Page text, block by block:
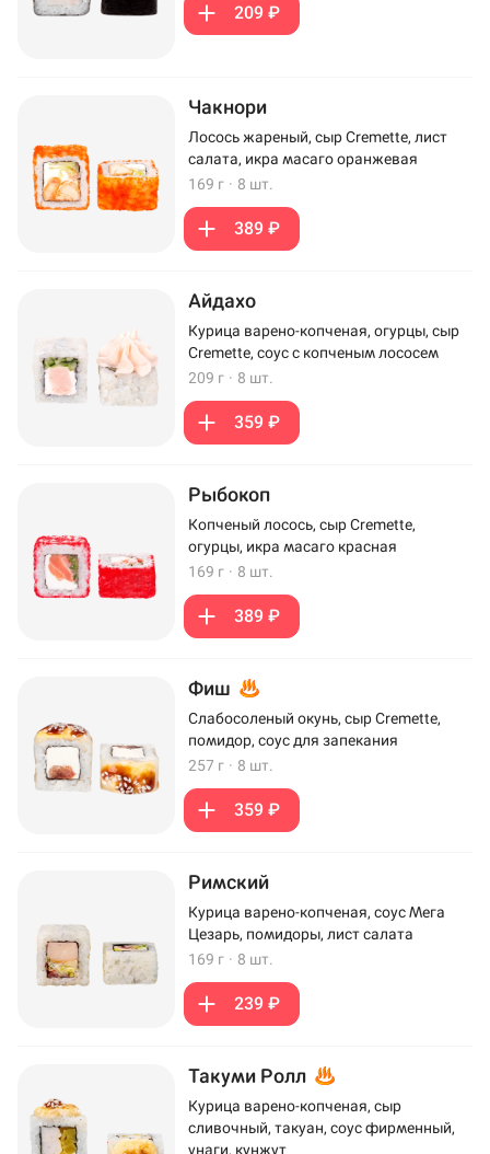
209 ₽
Чакнори
Лосось жареный, сыр Cremette, лист
салата, икра масаго оранжевая
169 г · 8 шт.
389 ₽
Айдахо
Курица варено-копченая, огурцы, сыр
Cremette, соус с копченым лососем
209 г · 8 шт.
359 ₽
Рыбокоп
Копченый лосось, сыр Cremette,
огурцы, икра масаго красная
169 г · 8 шт.
389 ₽
Фиш
Слабосоленый окунь, сыр Cremette,
помидор, соус для запекания
257 г · 8 шт.
359 ₽
Римский
Курица варено-копченая, соус Мега
Цезарь, помидоры, лист салата
169 г · 8 шт.
239 ₽
Такуми Ролл
Курица варено-копченая, сыр
сливочный, такуан, соус фирменный,
унаги, кунжут